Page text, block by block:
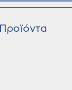
Προϊόντα